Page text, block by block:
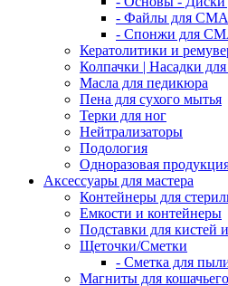
- Файлы для
- Спонжи для
Кератолитики и
Колпачки | Насадки
Масла для педикюра
Пена для сухого мытья
Терки для ног
Нейтрализаторы
Подология
Одноразовая
Аксессуары для мастера
Контейнеры для
Емкости и контейнеры
Подставки для кистей
Щеточки/Сметки
- Сметка для
Магниты для кошачьего